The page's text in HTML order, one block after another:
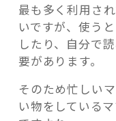
最も多く利用さ
いですが、使う
したり、自分で
要があります。
そのため忙しい
い物をしている